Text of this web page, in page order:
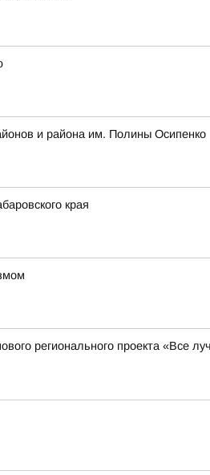
и района им. Полины Осипенко
края
регионального проекта «Все